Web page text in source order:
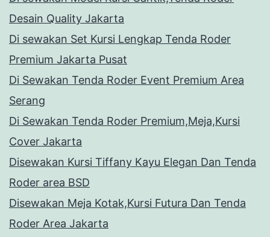
Desain Quality Jakarta
Di sewakan Set Kursi Lengkap Tenda Roder
Premium Jakarta Pusat
Di Sewakan Tenda Roder Event Premium Area
Serang
Di Sewakan Tenda Roder Premium,Meja,Kursi
Cover Jakarta
Disewakan Kursi Tiffany Kayu Elegan Dan Tenda
Roder area BSD
Disewakan Meja Kotak,Kursi Futura Dan Tenda
Roder Area Jakarta